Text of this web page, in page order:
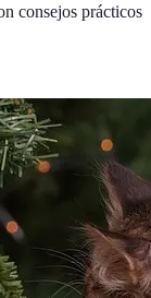
consejos prácticos